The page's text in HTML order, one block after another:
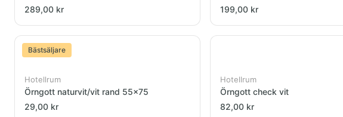
289,00 kr
199,00 kr
Bästsäljare
Hotellrum
Örngott naturvit/vit rand 55x75
29,00 kr
Hotellrum
Örngott check vit
82,00 kr